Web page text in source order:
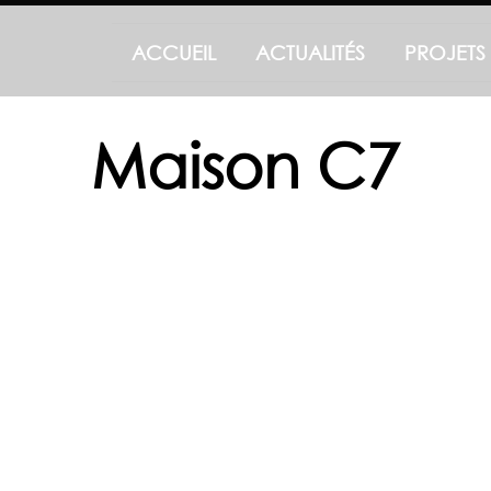
ACCUEIL ACTUALITÉS PROJETS
Maison C7